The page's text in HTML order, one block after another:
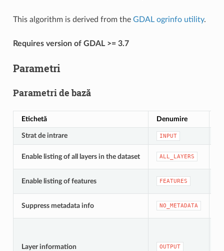
This algorithm is derived from the GDAL ogrinfo utility.
Requires version of GDAL >= 3.7
Parametri
Parametri de bază
Etichetă Denumire
Strat de intrare INPUT
Enable listing of all layers in the dataset ALL_LAYERS
Enable listing of features FEATURES
Suppress metadata info NO_METADATA
Layer information OUTPUT